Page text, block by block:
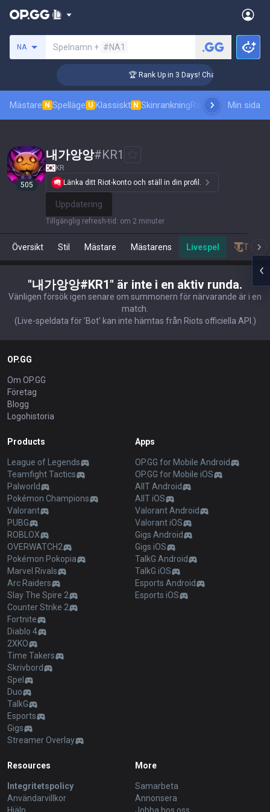
NA Spelnamn + #NA1
🏆 Rank Up in 3 Days! Challenger Coaching
Mästare N Spelläge U Klassiskt N SkinrankningRanking Pro
Min sida
505
내가앙앙#KR1
KR
Länka ditt Riot-konto och ställ in din profil.
Uppdatering
Tillgänglig refresh-tid : om 2 minuter
Översikt Stil Mästare Mästarens Livespel
"내가앙앙#KR1" är inte i en aktiv runda.
Vänligen försök igen senare om summonern för närvarande är i en
match.
(Live-speldata för ’Bot’ kan inte hämtas från Riots officiella API.)
OP.GG
Om OP.GG
Företag
Blogg
Logohistoria
Products
League of Legends
Teamfight Tactics
Palworld
Pokémon Champions
Valorant
PUBG
ROBLOX
OVERWATCH2
Pokémon Pokopia
Marvel Rivals
Arc Raiders
Slay The Spire 2
Counter Strike 2
Fortnite
Diablo 4
2XKO
Time Takers
Skrivbord
Spel
Duo
TalkG
Esports
Gigs
Streamer Overlay
Apps
OP.GG for Mobile Android
OP.GG for Mobile iOS
AllT Android
AllT iOS
Valorant Android
Valorant iOS
Gigs Android
Gigs iOS
TalkG Android
TalkG iOS
Esports Android
Esports iOS
Resources
Integritetspolicy
Användarvillkor
More
Samarbeta
Annonsera